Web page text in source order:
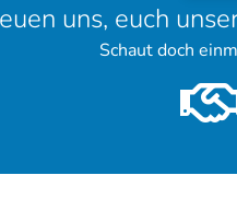
uns, euch
Schaut doch